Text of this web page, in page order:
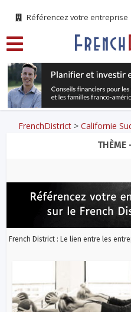
Référencez votre entreprise
FrenchDistrict >Californie
THÈME
French District : Le lien entre les